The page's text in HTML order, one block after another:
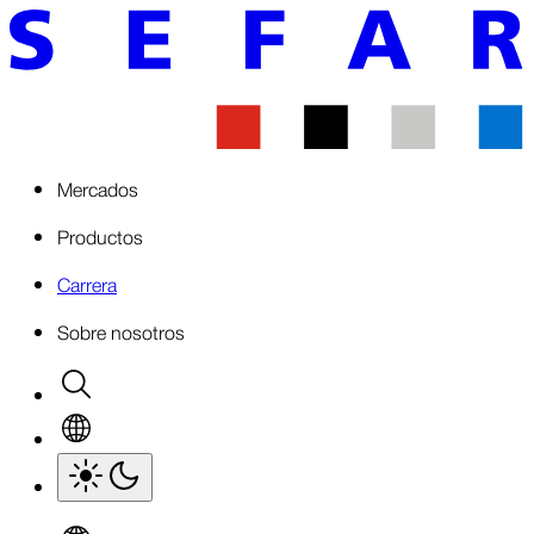
Mercados
Productos
Carrera
Sobre nosotros